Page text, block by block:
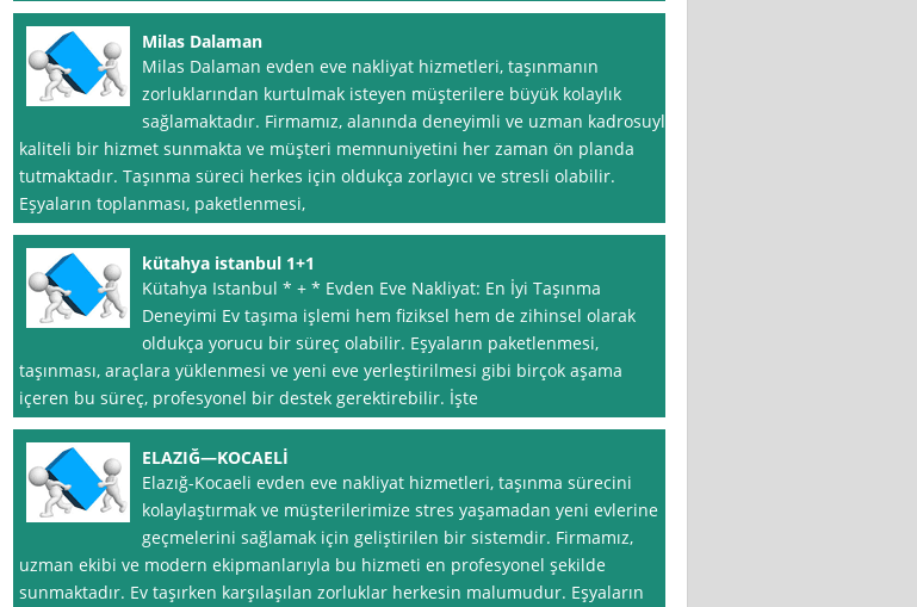
Milas Dalaman
Milas Dalaman evden eve nakliyat hizmetleri, taşınmanın
zorluklarından kurtulmak isteyen müşterilere büyük kolaylık
sağlamaktadır. Firmamız, alanında deneyimli ve uzman kadrosuyla
kaliteli bir hizmet sunmakta ve müşteri memnuniyetini her zaman ön planda
tutmaktadır. Taşınma süreci herkes için oldukça zorlayıcı ve stresli olabilir.
Eşyaların toplanması, paketlenmesi,
kütahya istanbul 1+1
Kütahya Istanbul * + * Evden Eve Nakliyat: En İyi Taşınma
Deneyimi Ev taşıma işlemi hem fiziksel hem de zihinsel olarak
oldukça yorucu bir süreç olabilir. Eşyaların paketlenmesi,
taşınması, araçlara yüklenmesi ve yeni eve yerleştirilmesi gibi birçok aşama
içeren bu süreç, profesyonel bir destek gerektirebilir. İşte
ELAZIĞ—KOCAELİ
Elazığ-Kocaeli evden eve nakliyat hizmetleri, taşınma sürecini
kolaylaştırmak ve müşterilerimize stres yaşamadan yeni evlerine
geçmelerini sağlamak için geliştirilen bir sistemdir. Firmamız,
uzman ekibi ve modern ekipmanlarıyla bu hizmeti en profesyonel şekilde
sunmaktadır. Ev taşırken karşılaşılan zorluklar herkesin malumudur. Eşyaların